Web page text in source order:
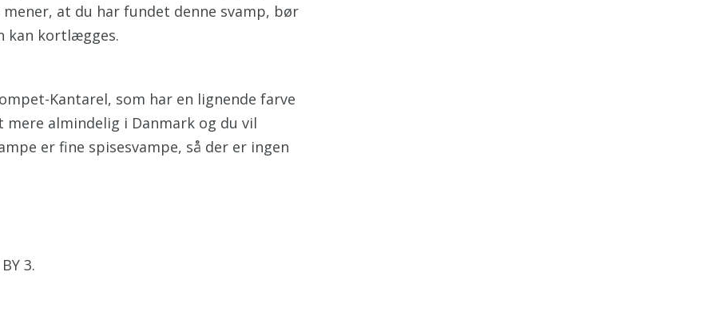
at du har fundet denne svamp, bør
kan kortlægges.
Kantarel, som har en lignende farve
almindelig i Danmark og du vil
er fine spisesvampe, så der er ingen
3.